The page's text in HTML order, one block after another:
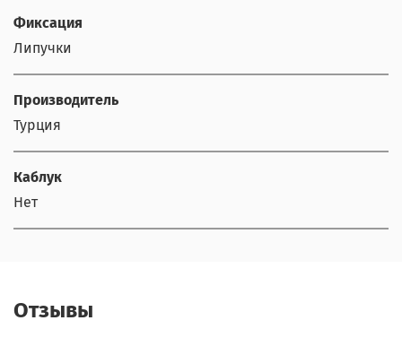
Фиксация
Липучки
Производитель
Турция
Каблук
Нет
Отзывы